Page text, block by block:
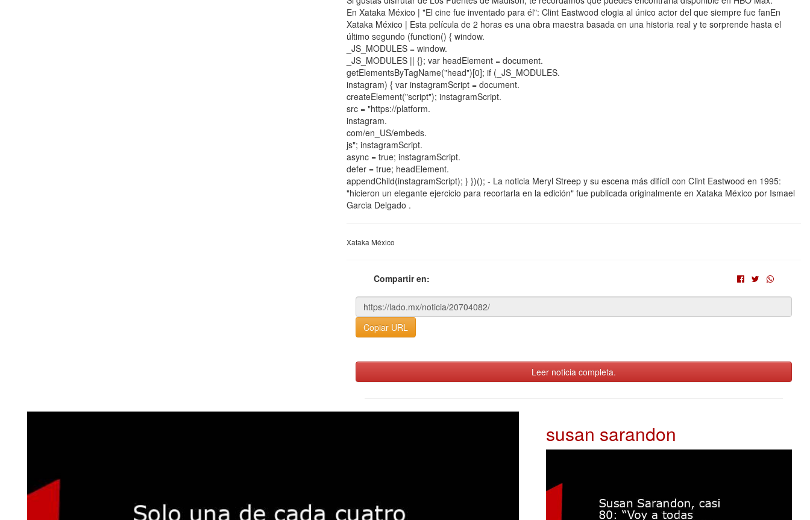
En Xataka México | "El cine fue inventado para él": Clint Eastwood elogia al único actor del que siempre fue fanEn
Xataka México | Esta película de 2 horas es una obra maestra basada en una historia real y te sorprende hasta el
último segundo (function() { window.
_JS_MODULES = window.
_JS_MODULES || {}; var headElement = document.
getElementsByTagName("head")[0]; if (_JS_MODULES.
instagram) { var instagramScript = document.
createElement("script"); instagramScript.
src = "https://platform.
instagram.
com/en_US/embeds.
js"; instagramScript.
async = true; instagramScript.
defer = true; headElement.
appendChild(instagramScript); } })(); - La noticia Meryl Streep y su escena más difícil con Clint Eastwood en 1995:
"hicieron un elegante ejercicio para recortarla en la edición" fue publicada originalmente en Xataka México por Ismael
Garcia Delgado .
Xataka México
Compartir en:
Copiar URL
Leer noticia completa.
susan sarandon